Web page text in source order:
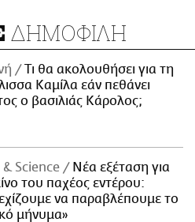
ΔΗΜΟΦΙΛΗ
Τι θα ακολουθήσει για τη
Καμίλα εάν πεθάνει
ο βασιλιάς Κάρολος;
& Science
Νέα εξέταση για
του παχέος εντέρου:
να παραβλέπουμε το
μήνυμα»